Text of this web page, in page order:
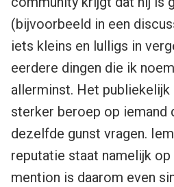
(bijvoorbeeld in een
iets kleins en lulligs in
eerdere dingen die ik
allerminst. Het
sterker beroep op iemand
dezelfde gunst vragen.
reputatie staat namelijk op
mention is daarom even